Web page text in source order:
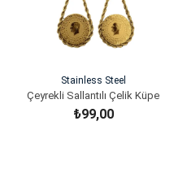
Stainless Steel
Çeyrekli Sallantılı Çelik Küpe
₺99,00